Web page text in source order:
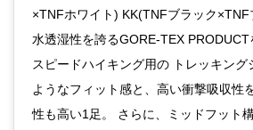
×TNFホワイト) KK(TNFブラック
水透湿性を誇るGORE-TEX PRODUCT
スピードハイキング用の トレッキン
ようなフィット感と、高い衝撃吸収性
性も高い1足。 さらに、ミッドフット